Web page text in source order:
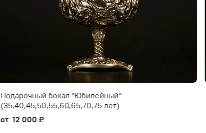
Подарочный бокал "Юбилейный"
(35,40,45,50,55,60,65,70,75 лет)
от 12 000 ₽